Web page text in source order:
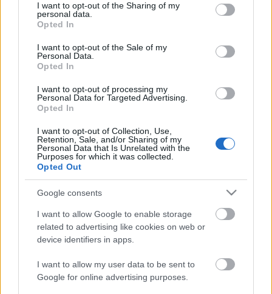
not limited to your visit or usage behaviour. You may click to
grant or deny consent to Google and its third-party tags to
use your data for below specified purposes in below Google
consent section.
I want to opt-out of the Sharing of my
personal data.
Opted In
I want to opt-out of the Sale of my
Personal Data.
Opted In
I want to opt-out of processing my
Personal Data for Targeted Advertising.
Opted In
I want to opt-out of Collection, Use,
Retention, Sale, and/or Sharing of my
Personal Data that Is Unrelated with the
Purposes for which it was collected.
Opted Out
Google consents
I want to allow Google to enable storage
related to advertising like cookies on web or
device identifiers in apps.
I want to allow my user data to be sent to
Google for online advertising purposes.
egyetemek, fősulik megszűntetését, összevonását,
Köztér-visszafoglalás spanyol módra
Az állami kiadások ellenőrzése, a korrupció
biztosító és ellenőrző mechanizmusainak
módosítása. A közvetlen demokrácia működését
elősegítő eszközök megerősítése, és egyszerűsítése.
Tisztességes, stabil és…